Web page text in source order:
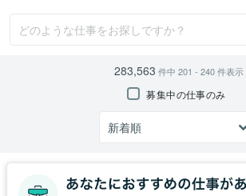
283,563 件中 201 - 240件表示
募集中の仕事のみ